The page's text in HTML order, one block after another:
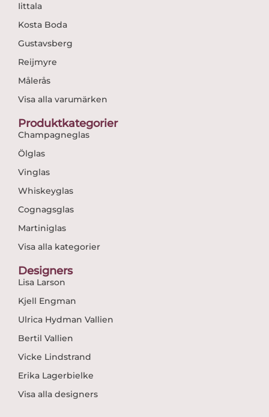
Iittala
Kosta Boda
Gustavsberg
Reijmyre
Målerås
Visa alla varumärken
Produktkategorier
Champagneglas
Ölglas
Vinglas
Whiskeyglas
Cognagsglas
Martiniglas
Visa alla kategorier
Designers
Lisa Larson
Kjell Engman
Ulrica Hydman Vallien
Bertil Vallien
Vicke Lindstrand
Erika Lagerbielke
Visa alla designers